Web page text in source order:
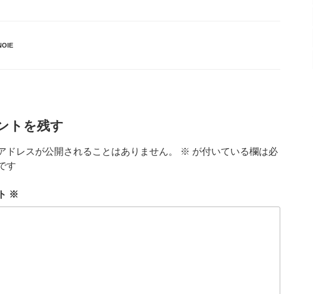
トを残す
ドレスが公開されることはありません。 ※ が付いている欄は必
す
※